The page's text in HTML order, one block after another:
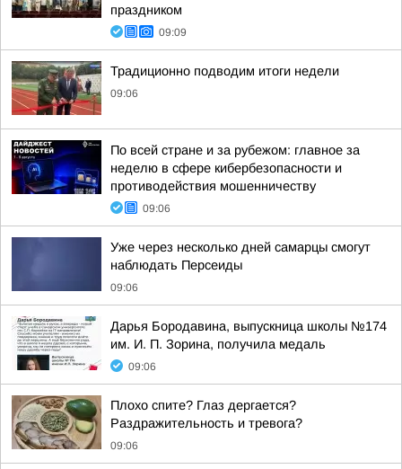
праздником
09:09
Традиционно подводим итоги недели
09:06
По всей стране и за рубежом: главное за
неделю в сфере кибербезопасности и
противодействия мошенничеству
09:06
Уже через несколько дней самарцы смогут
наблюдать Персеиды
09:06
Дарья Бородавина, выпускница школы №174
им. И. П. Зорина, получила медаль
09:06
Плохо спите? Глаз дергается?
Раздражительность и тревога?
09:06